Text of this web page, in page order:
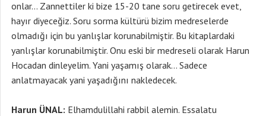
onlar… Zannettiler ki bize 15-20 tane soru getirecek evet,
hayır diyeceğiz. Soru sorma kültürü bizim medreselerde
olmadığı için bu yanlışlar korunabilmiştir. Bu kitaplardaki
yanlışlar korunabilmiştir. Onu eski bir medreseli olarak Harun
Hocadan dinleyelim. Yani yaşamış olarak… Sadece
anlatmayacak yani yaşadığını nakledecek.
Harun ÜNAL: Elhamdulillahi rabbil alemin. Essalatu